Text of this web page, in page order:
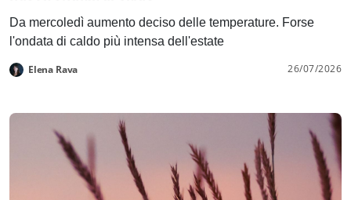
Da mercoledì aumento deciso delle temperature. Forse
l'ondata di caldo più intensa dell'estate
Elena Rava 26/07/2026